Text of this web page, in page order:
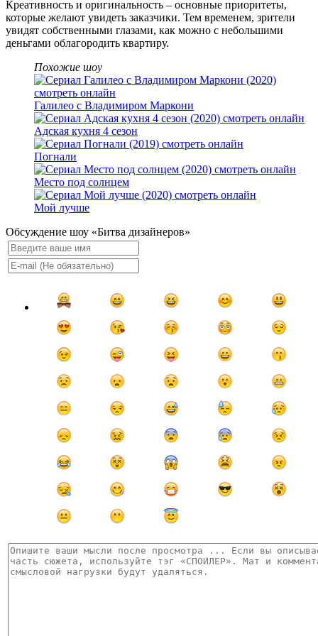
Креативность и оригинальность – основные приоритеты,
которые желают увидеть заказчики. Тем временем, зрители
увидят собственными глазами, как можно с небольшими
деньгами облагородить квартиру.
Похожие шоу
Галилео с Владимиром Маркони
Адская кухня 4 сезон
Погнали
Место под солнцем
Мой лучше
Обсуждение шоу «Битва дизайнеров»